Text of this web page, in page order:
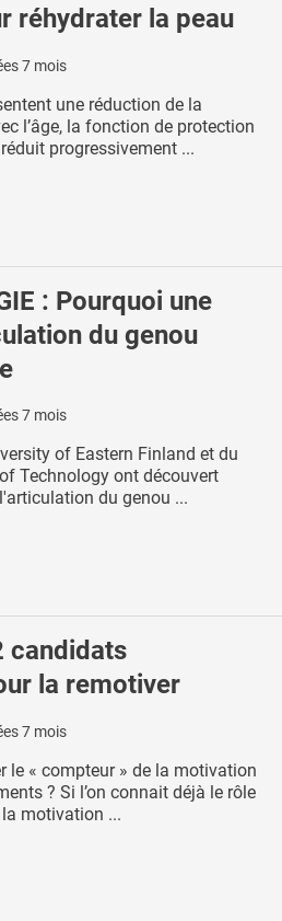
réhydrater la peau
7 mois
une réduction de la
l’âge, la fonction de protection
progressivement ...
: Pourquoi une
du genou
7 mois
of Eastern Finland et du
Technology ont découvert
du genou ...
candidats
la remotiver
7 mois
le « compteur » de la motivation
? Si l’on connait déjà le rôle
motivation ...